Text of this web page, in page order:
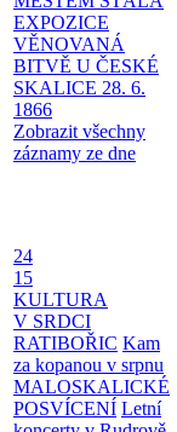
EXPOZICE
VĚNOVANÁ
BITVĚ U ČESKÉ
SKALICE 28. 6.
1866
Zobrazit všechny
záznamy ze dne
24
15
KULTURA
V SRDCI
RATIBOŘIC Kam
za kopanou v srpnu
MALOSKALICKÉ
POSVÍCENÍ Letní